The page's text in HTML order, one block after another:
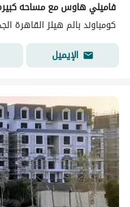
الإيميل